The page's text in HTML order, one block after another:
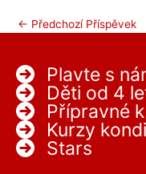
← Předchozí Příspěvek
Plavte s
Děti od 4
Přípravné
Kurzy
Stars